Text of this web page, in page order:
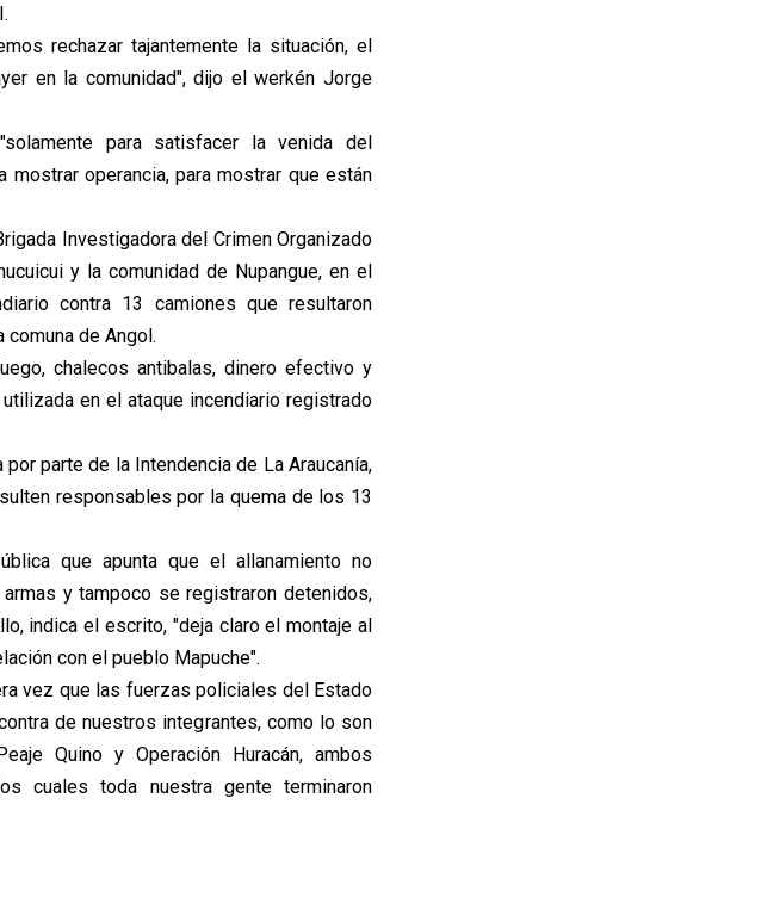
rechazar tajantemente la situación, el
en la comunidad", dijo el werkén Jorge
para satisfacer la venida del
operancia, para mostrar que están
Investigadora del Crimen Organizado
y la comunidad de Nupangue, en el
contra 13 camiones que resultaron
de Angol.
chalecos antibalas, dinero efectivo y
en el ataque incendiario registrado
parte de la Intendencia de La Araucanía,
responsables por la quema de los 13
que apunta que el allanamiento no
y tampoco se registraron detenidos,
indica el escrito, "deja claro el montaje al
con el pueblo Mapuche".
vez que las fuerzas policiales del Estado
de nuestros integrantes, como lo son
Quino y Operación Huracán, ambos
cuales toda nuestra gente terminaron